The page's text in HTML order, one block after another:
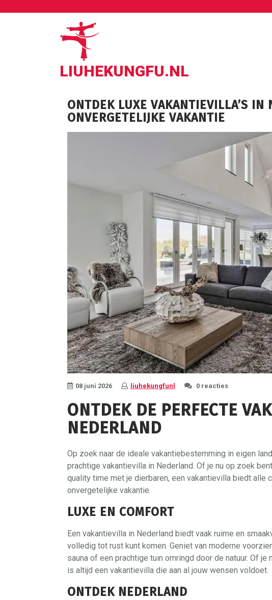
LIUHEKUNGFU.NL
ONTDEK LUXE VAKANTIEVILLA’S IN
ONVERGETELIJKE VAKANTIE
08 juni 2026 liuhekungfunl 0 reacties
ONTDEK DE PERFECTE
NEDERLAND
Op zoek naar de ideale vakantiebestemming in eigen
prachtige vakantievilla in Nederland. Of je nu op zoek
quality time met je dierbaren, een vakantievilla biedt alle
onvergetelijke vakantie.
LUXE EN COMFORT
Een vakantievilla in Nederland biedt vaak ruime en
volledig tot rust kunt komen. Geniet van moderne
sauna of een prachtige tuin omringd door de natuur. Of
is altijd een vakantievilla die aan al jouw wensen voldoet.
ONTDEK NEDERLAND